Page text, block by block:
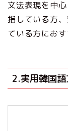
文法表現を中
指している方
ている方におす
2.実用韓国